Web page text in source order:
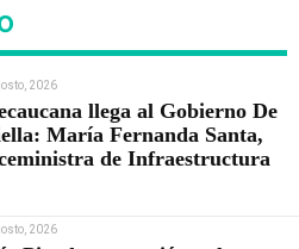
2026
llega al Gobierno De
María Fernanda Santa,
de Infraestructura
2026